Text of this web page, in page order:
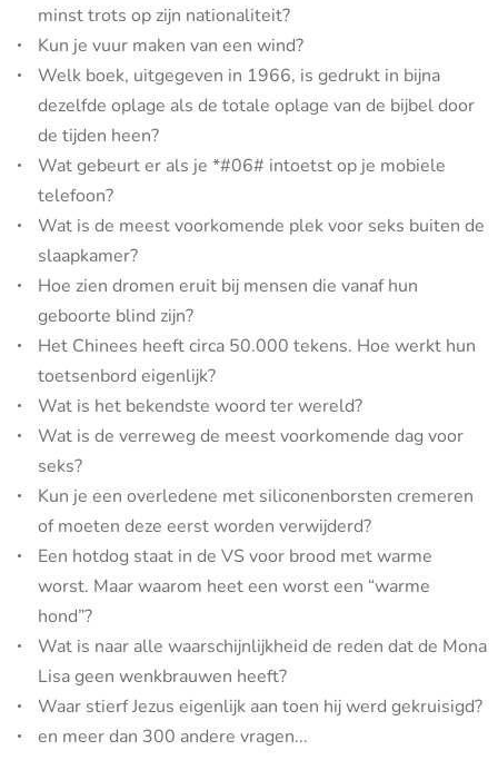
minst trots op zijn nationaliteit?
Kun je vuur maken van een wind?
Welk boek, uitgegeven in 1966, is gedrukt in bijna
dezelfde oplage als de totale oplage van de bijbel door
de tijden heen?
Wat gebeurt er als je *#06# intoetst op je mobiele
telefoon?
Wat is de meest voorkomende plek voor seks buiten de
slaapkamer?
Hoe zien dromen eruit bij mensen die vanaf hun
geboorte blind zijn?
Het Chinees heeft circa 50.000 tekens. Hoe werkt hun
toetsenbord eigenlijk?
Wat is het bekendste woord ter wereld?
Wat is de verreweg de meest voorkomende dag voor
seks?
Kun je een overledene met siliconenborsten cremeren
of moeten deze eerst worden verwijderd?
Een hotdog staat in de VS voor brood met warme
worst. Maar waarom heet een worst een “warme
hond”?
Wat is naar alle waarschijnlijkheid de reden dat de Mona
Lisa geen wenkbrauwen heeft?
Waar stierf Jezus eigenlijk aan toen hij werd gekruisigd?
en meer dan 300 andere vragen...